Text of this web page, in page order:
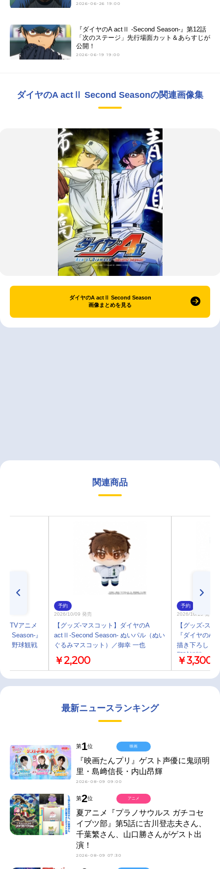
2026-06-26 19:00
『ダイヤのA actⅡ -Second Season-』第12話
「次のステージ」先行場面カット＆あらすじが
公開！
2026-06-19 19:00
ダイヤのA actⅡ Second Seasonの関連画像集
ダイヤのA actⅡ Second Season
画像まとめを見る
関連商品
】TVアニメ
Season-』
・野球観戦
予約
2026/10/09 発売
【グッズ-マスコット】ダイヤのA
actⅡ-Second Season- ぬいパル（ぬい
ぐるみマスコット）／御幸 一也
￥2,200
予約
2026/10/19 発売
【グッズ-ス
『ダイヤのA
描き下ろし 沢
野球観戦ver.
￥3,300
最新ニュースランキング
第1位
『映画たんプリ』ゲスト声優に鬼頭明
里・島﨑信長・内山昂輝
2026-08-09 09:00
映画
第2位
夏アニメ『プラノサウルス ガチコセ
イブツ部』第5話に古川登志夫さん、
千葉繁さん、山口勝さんがゲスト出
演！
2026-08-09 07:30
アニメ